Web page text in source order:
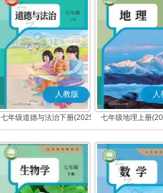
人教版
七年级道德与法治下册(2025
春版)(部编版)
人
七年级地理上册